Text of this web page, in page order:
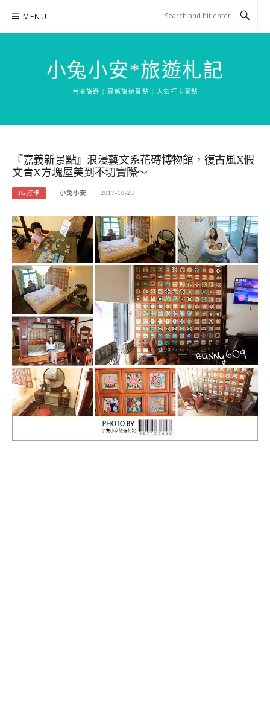
content
MENU
小兔小安*旅遊札記
台灣旅遊 | 最新旅遊景點 | 人氣打卡景點
『嘉義新景點』浪漫藝文系花磚博物館，復古風X假
文青X方塊屋美到不切實際～
IG打卡 小兔小安 2017-10-23